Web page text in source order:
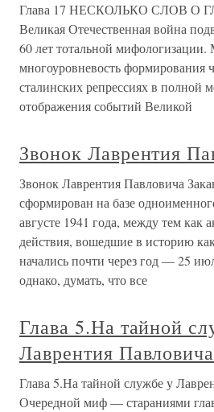
Глава 17 НЕСКОЛЬКО СЛОВ О
Великая Отечественная война
60 лет тотальной мифологизации.
многоуровневость формирования
сталинских репрессиях в полной
отображения событий Великой
Звонок Лаврентия
Звонок Лаврентия Павловича
сформирован на базе
августе 1941 года, между тем как
действия, вошедшие в историю
начались почти через год — 25
однако, думать, что все
Глава 5.На тайной
Лаврентия Павловича
Глава 5.На тайной службе у
Очередной миф — стараниями